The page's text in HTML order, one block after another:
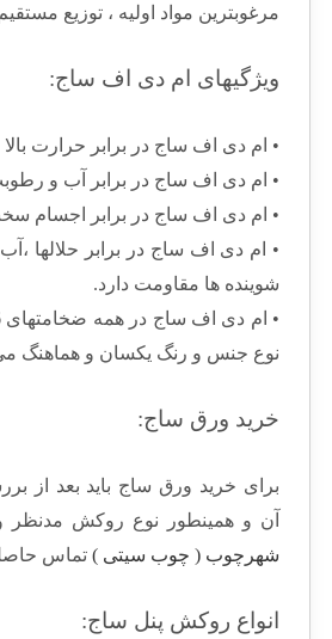
مرغوبترين مواد اوليه ، توزيع
ویژگیهای ام دی اف ساج:
• ام دی اف ساج در برابر حرارت
• ام دی اف ساج در برابر آب و
• ام دی اف ساج در برابر اجسام
• ام دی اف ساج در برابر حلالها
شوینده ها مقاومت دارد.
نوع جنس و رنگ یکسان و هماهنگ
خرید ورق ساج:
برای خرید ورق ساج باید بعد از
آن و همینطور نوع روکش مدنظر و
شهرچوب ( چوب سیتی ) تماس
انواع روکش پنل ساج: